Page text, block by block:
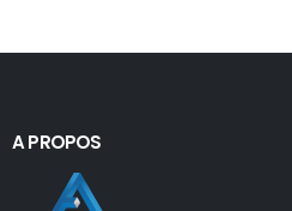
A PROPOS